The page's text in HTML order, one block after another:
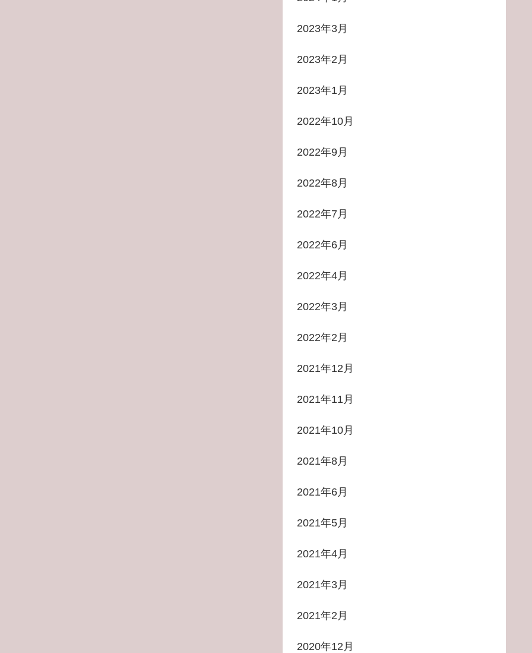
2023年3月
2023年2月
2023年1月
2022年10月
2022年9月
2022年8月
2022年7月
2022年6月
2022年4月
2022年3月
2022年2月
2021年12月
2021年11月
2021年10月
2021年8月
2021年6月
2021年5月
2021年4月
2021年3月
2021年2月
2020年12月